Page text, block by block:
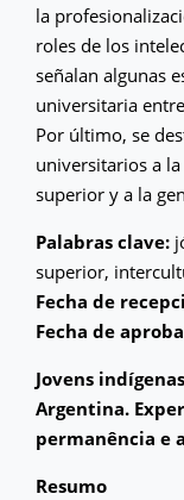
la
roles de los
señalan algunas
universitaria
Por último, se
universitarios a
superior y a la
Palabras clave:
superior,
Fecha de
Fecha de
Jovens
Argentina.
permanência e
Resumo